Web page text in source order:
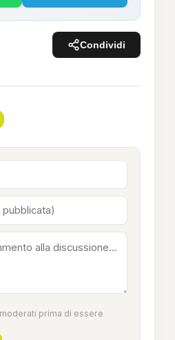
Condividi
prima di essere